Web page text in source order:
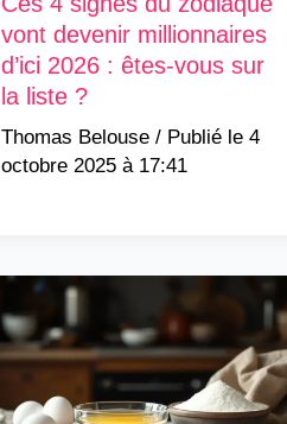
vont devenir millionnaires
d’ici 2026 : êtes-vous sur
la liste ?
Thomas Belouse/
4
octobre 2025 à 17:41